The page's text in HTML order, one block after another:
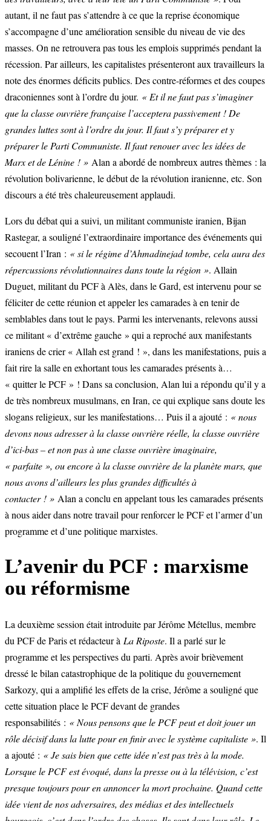
autant, il ne faut pas s’attendre à ce que la reprise économique
s’accompagne d’une amélioration sensible du niveau de vie des
masses. On ne retrouvera pas tous les emplois supprimés pendant la
récession. Par ailleurs, les capitalistes présenteront aux travailleurs la
note des énormes déficits publics. Des contre-réformes et des coupes
draconiennes sont à l’ordre du jour. « Et il ne faut pas s’imaginer
que la classe ouvrière française l’acceptera passivement ! De
grandes luttes sont à l’ordre du jour. Il faut s’y préparer et y
préparer le Parti Communiste. Il faut renouer avec les idées de
Marx et de Lénine ! » Alan a abordé de nombreux autres thèmes : la
révolution bolivarienne, le début de la révolution iranienne, etc. Son
discours a été très chaleureusement applaudi.
Lors du débat qui a suivi, un militant communiste iranien, Bijan
Rastegar, a souligné l’extraordinaire importance des événements qui
secouent l’Iran : « si le régime d’Ahmadinejad tombe, cela aura des
répercussions révolutionnaires dans toute la région ». Allain
Duguet, militant du PCF à Alès, dans le Gard, est intervenu pour se
féliciter de cette réunion et appeler les camarades à en tenir de
semblables dans tout le pays. Parmi les intervenants, relevons aussi
ce militant « d’extrême gauche » qui a reproché aux manifestants
iraniens de crier « Allah est grand ! », dans les manifestations, puis a
fait rire la salle en exhortant tous les camarades présents à…
« quitter le PCF » ! Dans sa conclusion, Alan lui a répondu qu’il y a
de très nombreux musulmans, en Iran, ce qui explique sans doute les
slogans religieux, sur les manifestations… Puis il a ajouté : « nous
devons nous adresser à la classe ouvrière réelle, la classe ouvrière
d’ici-bas – et non pas à une classe ouvrière imaginaire,
« parfaite », ou encore à la classe ouvrière de la planète mars, que
nous avons d’ailleurs les plus grandes difficultés à
contacter ! » Alan a conclu en appelant tous les camarades présents
à nous aider dans notre travail pour renforcer le PCF et l’armer d’un
programme et d’une politique marxistes.
L’avenir du PCF : marxisme
ou réformisme
La deuxième session était introduite par Jérôme Métellus, membre
du PCF de Paris et rédacteur à La Riposte. Il a parlé sur le
programme et les perspectives du parti. Après avoir brièvement
dressé le bilan catastrophique de la politique du gouvernement
Sarkozy, qui a amplifié les effets de la crise, Jérôme a souligné que
cette situation place le PCF devant de grandes
responsabilités : « Nous pensons que le PCF peut et doit jouer un
rôle décisif dans la lutte pour en finir avec le système capitaliste ». Il
a ajouté : « Je sais bien que cette idée n’est pas très à la mode.
Lorsque le PCF est évoqué, dans la presse ou à la télévision, c’est
presque toujours pour en annoncer la mort prochaine. Quand cette
idée vient de nos adversaires, des médias et des intellectuels